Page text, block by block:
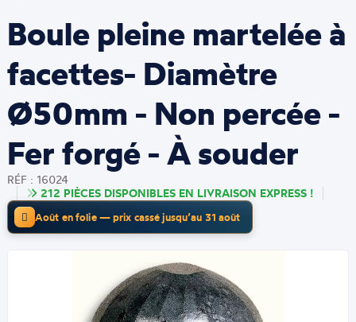
Boule pleine martelée à
facettes- Diamètre
Ø50mm - Non percée -
Fer forgé - À souder
RÉF : 16024
212 PIÈCES DISPONIBLES EN LIVRAISON EXPRESS !
Août en folie — prix cassé jusqu’au 31 août